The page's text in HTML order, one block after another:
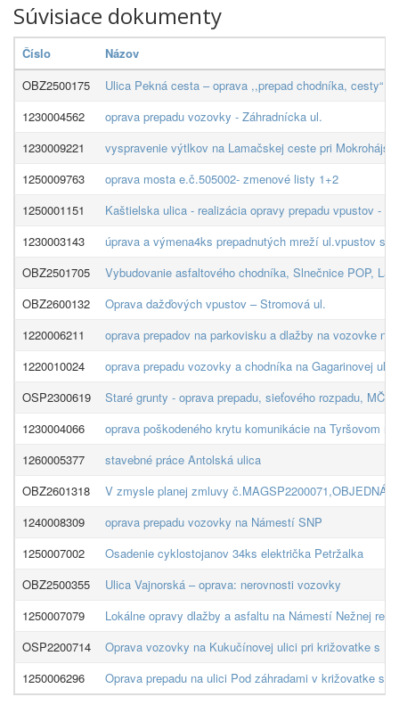
Súvisiace dokumenty
Číslo
Názov
OBZ2500175
Ulica Pekná cesta – oprava ,,prepad chodníka, cesty“
1230004562
oprava prepadu vozovky - Záhradnícka ul.
1230009221
vyspravenie výtlkov na Lamačskej ceste pri
1250009763
oprava mosta e.č.505002- zmenové listy 1+2
1250001151
Kaštielska ulica - realizácia opravy prepadu vpustov -
1230003143
úprava a výmena4ks prepadnutých mreží ul.vpustov s
OBZ2501705
Vybudovanie asfaltového chodníka, Slnečnice POP,
OBZ2600132
Oprava dažďových vpustov – Stromová ul.
1220006211
oprava prepadov na parkovisku a dlažby na vozovke
1220010024
oprava prepadu vozovky a chodníka na Gagarinovej ul.
OSP2300619
Staré grunty - oprava prepadu, sieťového rozpadu, MČ
1230004066
oprava poškodeného krytu komunikácie na Tyršovom
1260005377
stavebné práce Antolská ulica
OBZ2601318
V zmysle planej zmluvy
1240008309
oprava prepadu vozovky na Námestí SNP
1250007002
Osadenie cyklostojanov 34ks električka Petržalka
OBZ2500355
Ulica Vajnorská – oprava: nerovnosti vozovky
1250007079
Lokálne opravy dlažby a asfaltu na Námestí Nežnej
OSP2200714
Oprava vozovky na Kukučínovej ulici pri križovatke s
1250006296
Oprava prepadu na ulici Pod záhradami v križovatke s